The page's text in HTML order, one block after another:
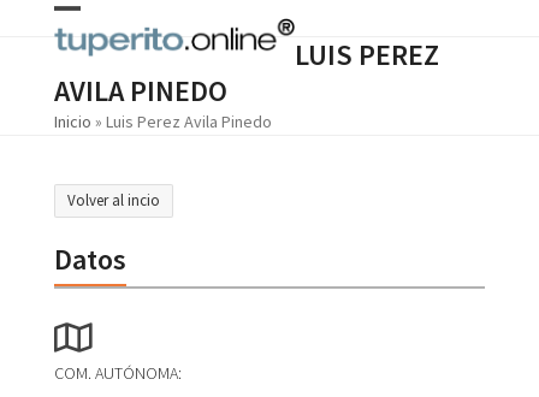
Open
mobile
menu
Close
mobile
menu
LUIS PEREZ
AVILA PINEDO
Inicio » Luis Perez Avila Pinedo
Volver al incio
Datos
COM. AUTÓNOMA: